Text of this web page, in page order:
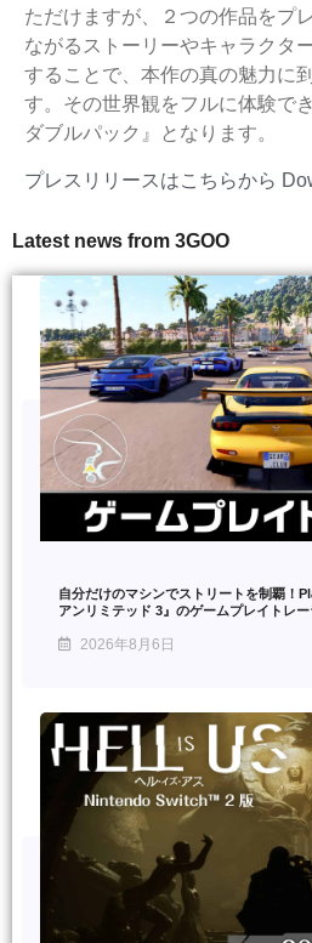
ただけますが、２つの作品をプ
ながるストーリーやキャラクタ
することで、本作の真の魅力に
す。その世界観をフルに体験で
ダブルパック』となります。
プレスリリースはこちらから
Latest news from 3GOO
自分だけのマシンでストリートを制覇！
アンリミテッド 3』のゲームプレイトレー
2026年8月6日